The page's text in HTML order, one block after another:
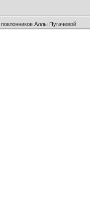
Аллы Пугачевой